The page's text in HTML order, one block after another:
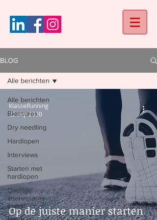
BLOG
Alle berichten
Blessures
Dry needling
Hardlopen
Interviews
Starten met
hardlopen
Overige
interessante
items!
Alle berichten
Op de juiste manier starten
KlasseRunning
22 sep 2020